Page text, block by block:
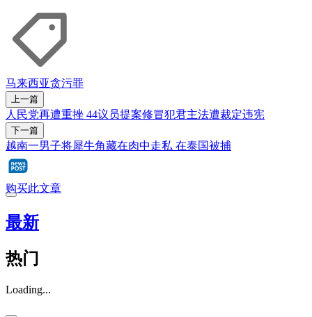
马来西亚贪污罪
上一篇
人民党再遭重挫 44议员提案修冒犯君主法遭裁定违宪
下一篇
越南一男子将犀牛角藏在肉中走私 在泰国被捕
购买此文章
最新
热门
Loading...